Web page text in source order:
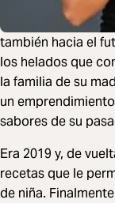
también hacia el
los helados que
la familia de su
un
sabores de su
Era 2019 y, de
recetas que le
de niña.